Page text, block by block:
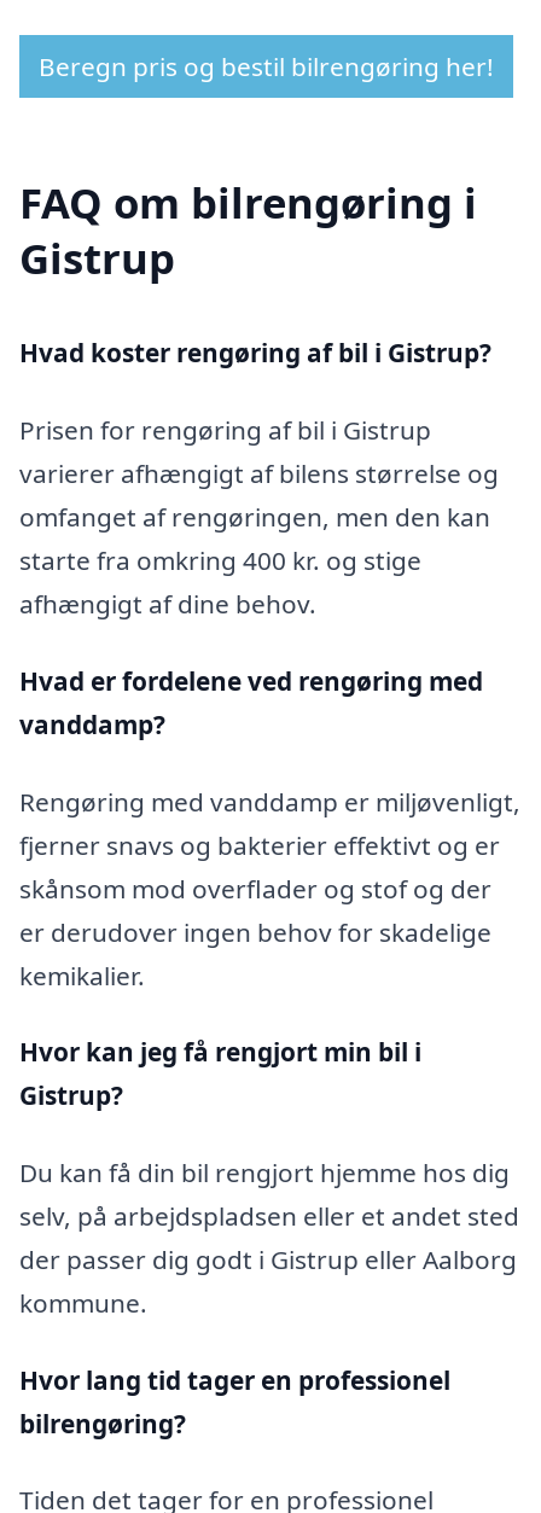
Beregn pris og bestil bilrengøring her!
FAQ om bilrengøring i
Gistrup
Hvad koster rengøring af bil i Gistrup?
Prisen for rengøring af bil i Gistrup
varierer afhængigt af bilens størrelse og
omfanget af rengøringen, men den kan
starte fra omkring 400 kr. og stige
afhængigt af dine behov.
Hvad er fordelene ved rengøring med
vanddamp?
Rengøring med vanddamp er miljøvenligt,
fjerner snavs og bakterier effektivt og er
skånsom mod overflader og stof og der
er derudover ingen behov for skadelige
kemikalier.
Hvor kan jeg få rengjort min bil i
Gistrup?
Du kan få din bil rengjort hjemme hos dig
selv, på arbejdspladsen eller et andet sted
der passer dig godt i Gistrup eller Aalborg
kommune.
Hvor lang tid tager en professionel
bilrengøring?
Tiden det tager for en professionel